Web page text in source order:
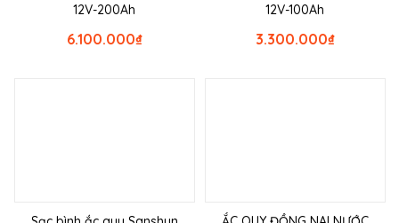
12V-200Ah
₫
6.100.000
12V-100Ah
₫
3.300.000